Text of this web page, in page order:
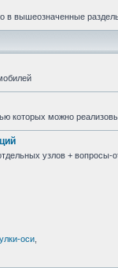
в вышеозначенные
которых можно
узлов + вопросы-
оси